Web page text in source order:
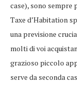
case), sono sempre
Taxe d’Habitation
una previsione
molti di voi
grazioso piccolo
serve da seconda